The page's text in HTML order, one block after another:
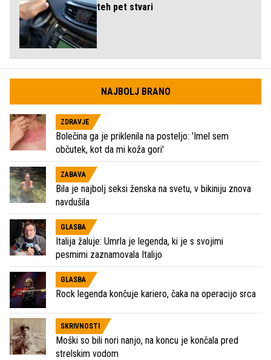
teh pet stvari
NAJBOLJ BRANO
ZDRAVJE
Bolečina ga je priklenila na posteljo: 'Imel sem
občutek, kot da mi koža gori'
ZABAVA
Bila je najbolj seksi ženska na svetu, v bikiniju znova
navdušila
GLASBA
Italija žaluje: Umrla je legenda, ki je s svojimi
pesmimi zaznamovala Italijo
GLASBA
Rock legenda končuje kariero, čaka na operacijo srca
SKRIVNOSTI
Moški so bili nori nanjo, na koncu je končala pred
strelskim vodom